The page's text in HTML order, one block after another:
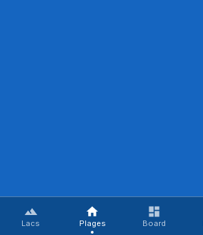
Lacs Plages Board